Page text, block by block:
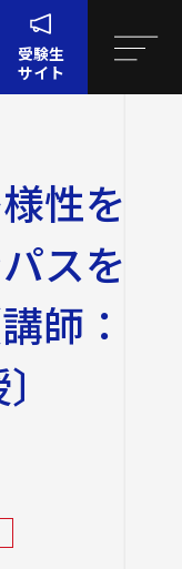
受験生
サイト
性を
スを
師：